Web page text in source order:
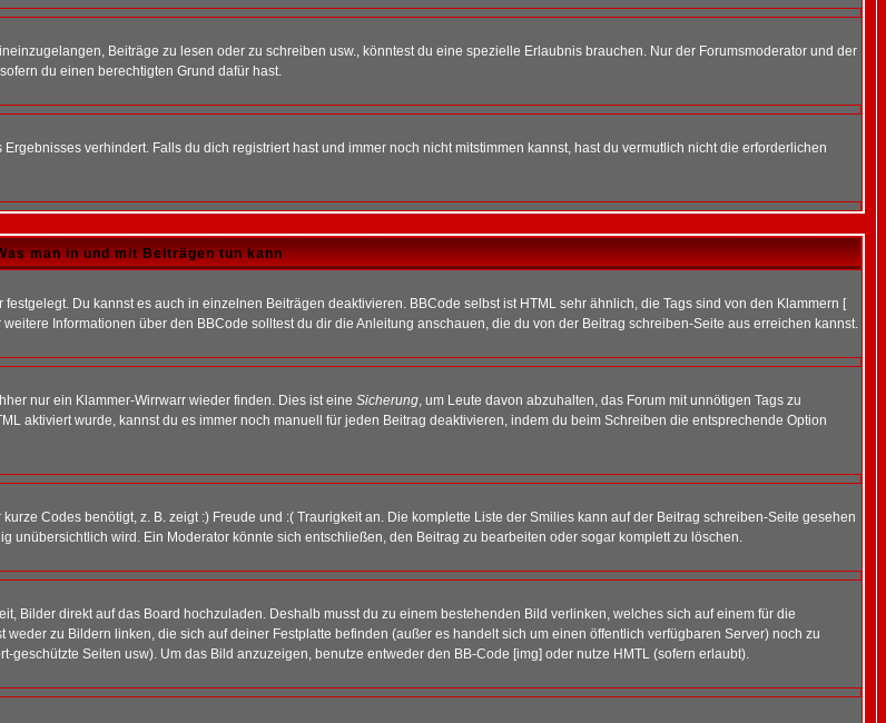
Beiträge zu lesen oder zu schreiben usw., könntest du eine spezielle Erlaubnis brauchen. Nur der Forumsmoderator und der
du einen berechtigten Grund dafür hast.
verhindert. Falls du dich registriert hast und immer noch nicht mitstimmen kannst, hast du vermutlich nicht die erforderlichen
man in und mit Beiträgen tun kann
Du kannst es auch in einzelnen Beiträgen deaktivieren. BBCode selbst ist HTML sehr ähnlich, die Tags sind von den Klammern [
Informationen über den BBCode solltest du dir die Anleitung anschauen, die du von der Beitrag schreiben-Seite aus erreichen kannst.
nur ein Klammer-Wirrwarr wieder finden. Dies ist eine Sicherung, um Leute davon abzuhalten, das Forum mit unnötigen Tags zu
aktiviert wurde, kannst du es immer noch manuell für jeden Beitrag deaktivieren, indem du beim Schreiben die entsprechende Option
Codes benötigt, z. B. zeigt :) Freude und :( Traurigkeit an. Die komplette Liste der Smilies kann auf der Beitrag schreiben-Seite gesehen
wird. Ein Moderator könnte sich entschließen, den Beitrag zu bearbeiten oder sogar komplett zu löschen.
Bilder direkt auf das Board hochzuladen. Deshalb musst du zu einem bestehenden Bild verlinken, welches sich auf einem für die
zu Bildern linken, die sich auf deiner Festplatte befinden (außer es handelt sich um einen öffentlich verfügbaren Server) noch zu
Seiten usw). Um das Bild anzuzeigen, benutze entweder den BB-Code [img] oder nutze HMTL (sofern erlaubt).